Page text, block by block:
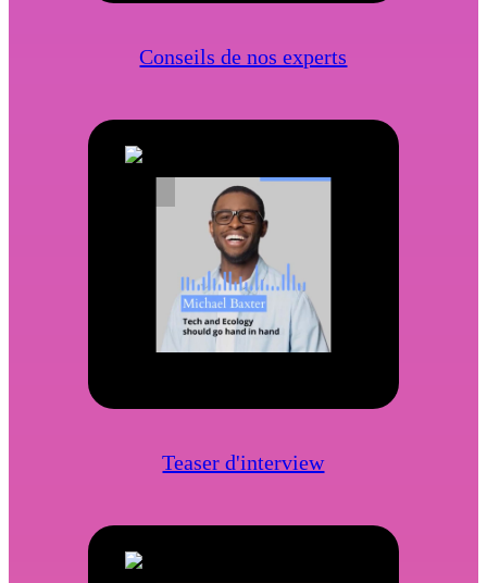
Conseils de nos experts
Teaser d'interview